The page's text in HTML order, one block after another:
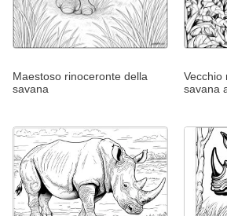
Maestoso rinoceronte della
savana
Vecchio
savana